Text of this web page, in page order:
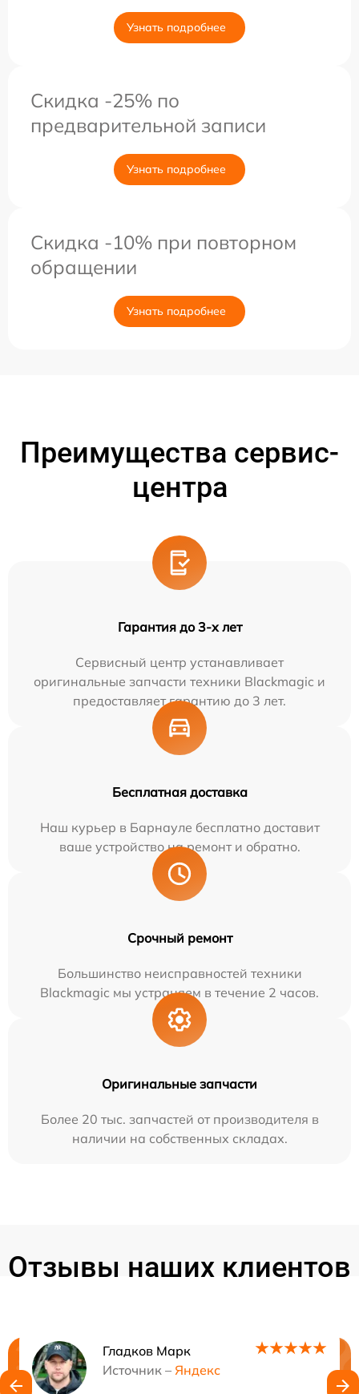
Узнать подробнее
Скидка -25% по
предварительной записи
Узнать подробнее
Скидка -10% при повторном
обращении
Узнать подробнее
Преимущества сервис-
центра
Гарантия до 3-х лет
Сервисный центр устанавливает
оригинальные запчасти техники Blackmagic и
предоставляет гарантию до 3 лет.
Бесплатная доставка
Наш курьер в Барнауле бесплатно доставит
ваше устройство на ремонт и обратно.
Срочный ремонт
Большинство неисправностей техники
Blackmagic мы устраняем в течение 2 часов.
Оригинальные запчасти
Более 20 тыс. запчастей от производителя в
наличии на собственных складах.
Отзывы наших клиентов
Гладков Марк
Источник – Яндекс
Нужна консультация?